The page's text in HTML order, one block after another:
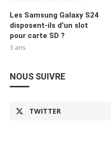
Les Samsung Galaxy S24
disposent-ils d’un slot
pour carte SD ?
3 ans
NOUS SUIVRE
TWITTER